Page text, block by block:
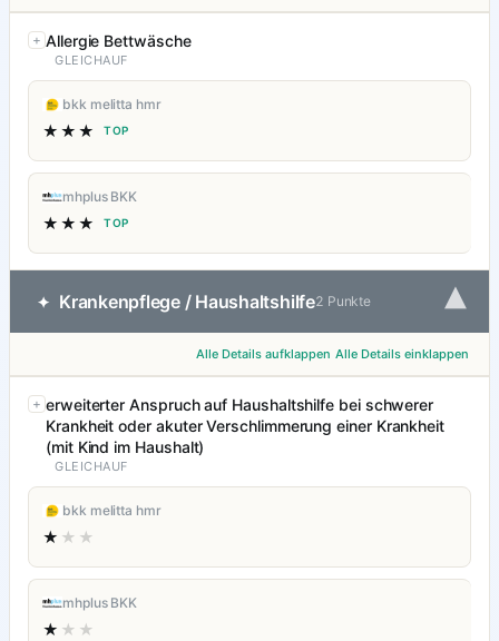
Allergie Bettwäsche
GLEICHAUF
bkk melitta hmr
★★★ TOP
mhplus BKK
★★★ TOP
✦ Krankenpflege / Haushaltshilfe2 Punkte ▾
Alle Details aufklappen Alle Details einklappen
erweiterter Anspruch auf Haushaltshilfe bei schwerer
Krankheit oder akuter Verschlimmerung einer Krankheit
(mit Kind im Haushalt)
GLEICHAUF
bkk melitta hmr
★ ★★
mhplus BKK
★ ★★